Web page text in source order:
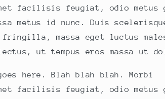
facilisis feugiat, odio metus
metus id nunc. Duis
massa eget luctus
ut tempus eros massa ut
here. Blah blah blah. Morbi
facilisis feugiat, odio metus